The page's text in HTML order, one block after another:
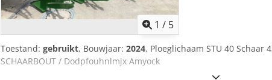
1 / 5
Toestand: gebruikt, Bouwjaar: 2024, Ploeglichaam STU 40 Schaar
SCHAARBOUT / Dodpfouhnlmjx Amyock